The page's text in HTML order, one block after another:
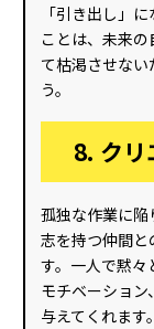
「引き出し」
ことは、未来
て枯渇させな
う。
8. クリ
孤独な作業に陥
志を持つ仲間と
す。一人で黙々
モチベーショ
与えてくれます。